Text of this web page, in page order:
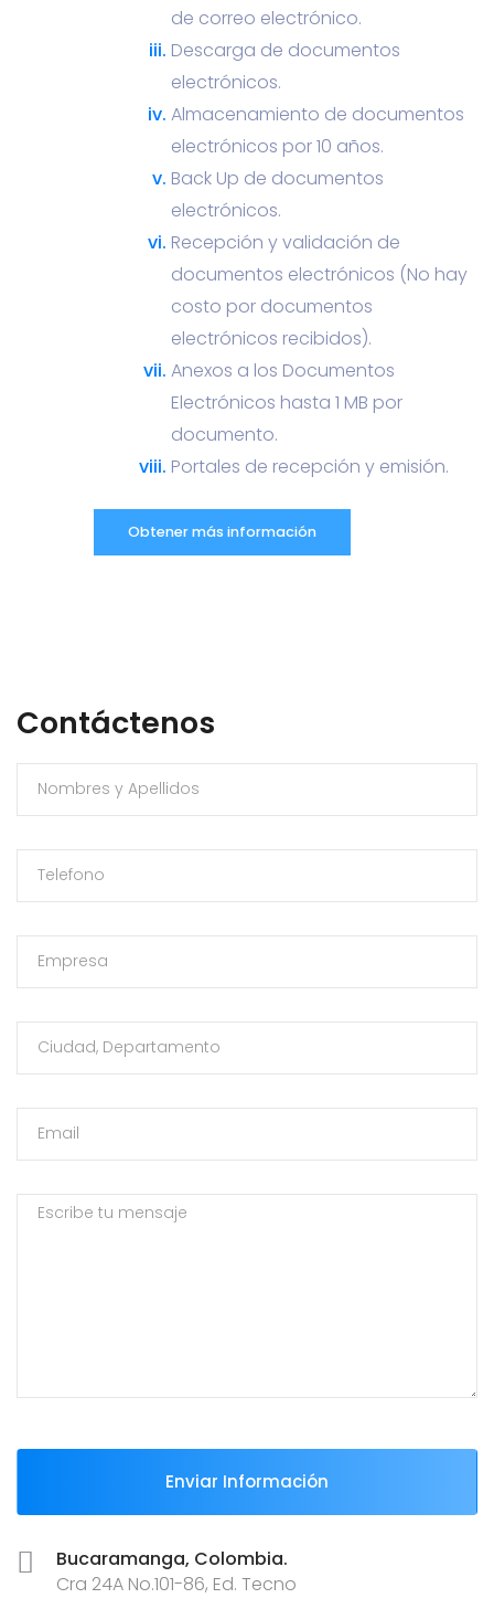
de correo electrónico.
Descarga de documentos
electrónicos.
Almacenamiento de documentos
electrónicos por 10 años.
Back Up de documentos
electrónicos.
Recepción y validación de
documentos electrónicos (No hay
costo por documentos
electrónicos recibidos).
Anexos a los Documentos
Electrónicos hasta 1 MB por
documento.
Portales de recepción y emisión.
Obtener más información
Contáctenos
Enviar Información
Bucaramanga, Colombia.
Cra 24A No.101-86, Ed. Tecno